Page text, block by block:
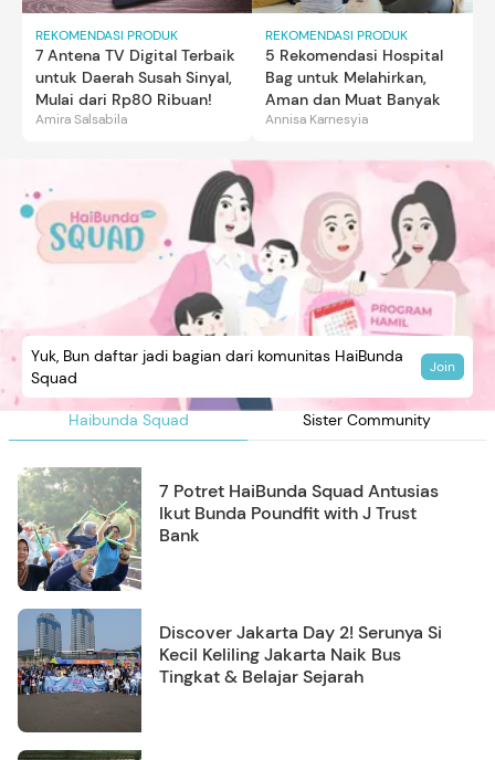
REKOMENDASI PRODUK
7 Antena TV Digital Terbaik
untuk Daerah Susah Sinyal,
Mulai dari Rp80 Ribuan!
Amira Salsabila
REKOMENDASI PRODUK
5 Rekomendasi Hospital
Bag untuk Melahirkan,
Aman dan Muat Banyak
Annisa Karnesyia
Haibunda Squad Sister Community
Yuk, Bun daftar jadi bagian dari komunitas HaiBunda
Squad
Join
7 Potret HaiBunda Squad Antusias
Ikut Bunda Poundfit with J Trust
Bank
Discover Jakarta Day 2! Serunya Si
Kecil Keliling Jakarta Naik Bus
Tingkat & Belajar Sejarah